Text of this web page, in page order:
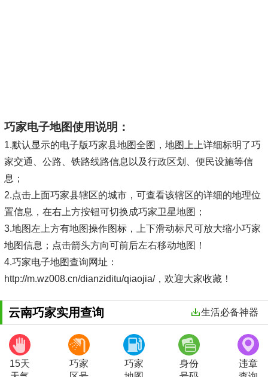
巧家电子地图使用说明：
1.默认显示的电子版巧家县地图全图，地图上上详细标明了巧
家交通、公路、铁路线路信息以及行政区划、便民设施等信
息；
2.点击上面巧家县辖区的城市，可查看该辖区的详细的地理位
置信息，在右上方按钮可切换成巧家卫星地图；
3.地图左上方有地图操作图标，上下滑动标尺可放大缩小巧家
地图信息；点击箭头方向可前后左右移动地图！
4.巧家电子地图查询网址：
http://m.wz008.cn/dianziditu/qiaojia/，欢迎大家收藏！
云南巧家实用查询 生活必备神器
15天
巧家
巧家
身份
违章